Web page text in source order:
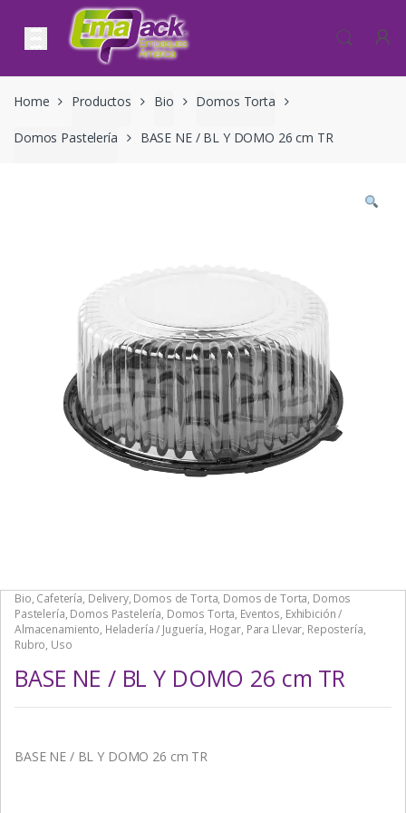
Skip to navigation
Skip to content
Home Productos Bio Domos Torta
Domos Pastelería BASE NE / BL Y DOMO 26 cm TR
Bio, Cafetería, Delivery, Domos de Torta, Domos de Torta, Domos
Pastelería, Domos Pastelería, Domos Torta, Eventos, Exhibición /
Almacenamiento, Heladería / Juguería, Hogar, Para Llevar, Repostería,
Rubro, Uso
BASE NE / BL Y DOMO 26 cm TR
BASE NE / BL Y DOMO 26 cm TR